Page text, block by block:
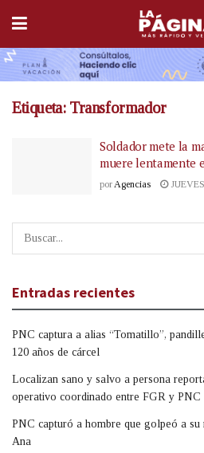
Etiqueta: Transformador
Soldador mete la
muere lentamente
por Agencias
Entradas recientes
PNC captura a alias “Tomatillo”,
120 años de cárcel
Localizan sano y salvo a persona
operativo coordinado entre FGR y PNC
PNC capturó a hombre que golpeó a su
Ana